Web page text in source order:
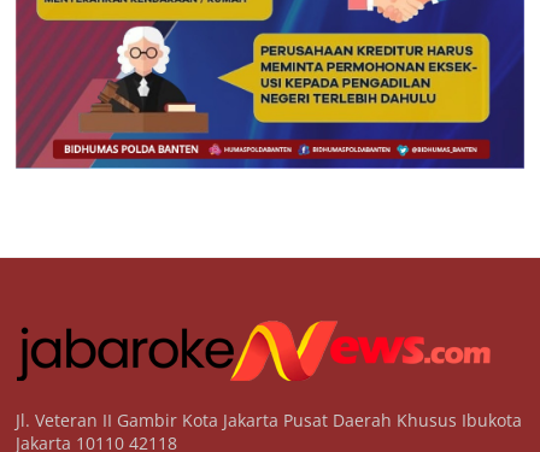
Jl. Veteran II Gambir Kota Jakarta Pusat Daerah Khusus Ibukota
Jakarta 10110 42118